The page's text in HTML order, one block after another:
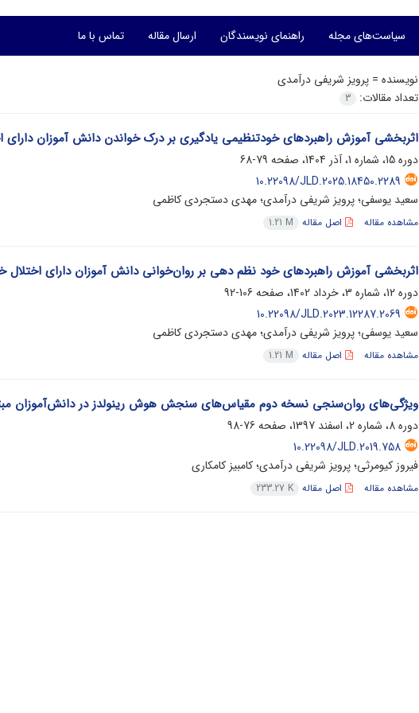
سیاست‌های مجله راهنمای نویسندگان ارسال مقاله تماس با ما
نویسنده =پرویز شریفی درآمدی
تعداد مقالات:
3
اثربخشی آموزش راهبردهای خودتنظیمی یادگیری بر درک خواندن دانش آموزان دارای
دوره 15، شماره 1، آذر 1404، صفحه
79-68
10.22098/JLD.2025.18450.2289
سعید یوسفی؛ پرویز شریفی درآمدی؛ مهدی دستجردی کاظمی
مشاهده مقاله اصل مقاله 1.21 M
اثربخشی آموزش راهبردهای خود نظم دهی بر روان‌خوانی دانش آموزان دارای اختلال
دوره 12، شماره 3، خرداد 1402، صفحه
106-92
10.22098/JLD.2023.12287.2069
سعید یوسفی؛ پرویز شریفی درآمدی؛ مهدی دستجردی کاظمی
مشاهده مقاله اصل مقاله 1.21 M
ویژگی‌های روان‌سنجی نسخه دوم مقیاس‌های سنجش هوش رینولدز در دانش‌آموزان
دوره 8، شماره 2، اسفند 1397، صفحه
76-98
10.22098/JLD.2019.758
فیروز کیومرثی؛ پرویز شریفی درآمدی؛ کامبیز کامکاری
مشاهده مقاله اصل مقاله 233.27 K